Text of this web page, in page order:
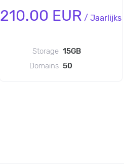
210.00 EUR /Jaarlijks
Storage 15GB
Domains 50